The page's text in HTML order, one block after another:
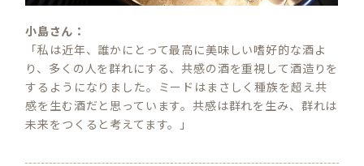
小島さん：
「私は近年、誰かにとって最高に美味しい嗜好的な酒よ
り、多くの人を群れにする、共感の酒を重視して酒造りを
するようになりました。ミードはまさしく種族を超え共
感を生む酒だと思っています。共感は群れを生み、群れは
未来をつくると考えてます。」
S
E